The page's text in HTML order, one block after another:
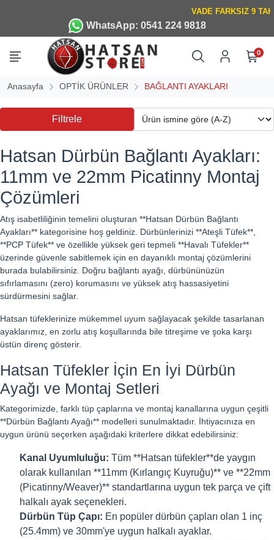
WhatsApp: 0541 224 9818
0
Anasayfa OPTİK ÜRÜNLER BAĞLANTI AYAKLARI
Filtrele
Hatsan Dürbün Bağlantı Ayakları:
11mm ve 22mm Picatinny Montaj
Çözümleri
Atış isabetliliğinin temelini oluşturan **Hatsan Dürbün Bağlantı
Ayakları** kategorisine hoş geldiniz. Dürbünlerinizi **Ateşli Tüfek**,
**PCP Tüfek** ve özellikle yüksek geri tepmeli **Havalı Tüfekler**
üzerinde güvenle sabitlemek için en dayanıklı montaj çözümlerini
burada bulabilirsiniz. Doğru bağlantı ayağı, dürbününüzün
sıfırlamasını (zero) korumasını ve yüksek atış hassasiyetini
sürdürmesini sağlar.
Hatsan tüfeklerinize mükemmel uyum sağlayacak şekilde tasarlanan
ayaklarımız, en zorlu atış koşullarında bile titreşime ve şoka karşı
üstün direnç gösterir.
Hatsan Tüfekler İçin En İyi Dürbün
Ayağı ve Montaj Setleri
Kategorimizde, farklı tüp çaplarına ve montaj kanallarına uygun çeşitli
**Dürbün Bağlantı Ayağı** modelleri sunulmaktadır. İhtiyacınıza en
uygun ürünü seçerken aşağıdaki kriterlere dikkat edebilirsiniz:
Kanal Uyumluluğu: Tüm **Hatsan tüfekler**de yaygın
olarak kullanılan **11mm (Kırlangıç Kuyruğu)** ve **22mm
(Picatinny/Weaver)** standartlarına uygun tek parça ve çift
halkalı ayak seçenekleri.
Dürbün Tüp Çapı: En popüler dürbün çapları olan 1 inç
(25.4mm) ve 30mm'ye uygun halkalı ayaklar.